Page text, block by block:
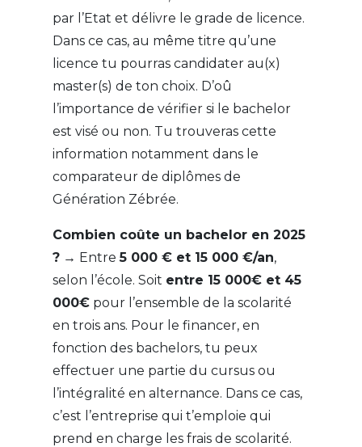
par l’Etat et délivre le grade de licence.
Dans ce cas, au même titre qu’une
licence tu pourras candidater au(x)
master(s) de ton choix. D’oû
l’importance de vérifier si le bachelor
est visé ou non. Tu trouveras cette
information notamment dans le
comparateur de diplômes de
Génération Zébrée.
Combien coûte un bachelor en 2025
?→ Entre5 000 € et 15 000 €/an,
selon l’école. Soit entre 15 000€ et 45
000€pour l’ensemble de la scolarité
en trois ans. Pour le financer, en
fonction des bachelors, tu peux
effectuer une partie du cursus ou
l’intégralité en alternance. Dans ce cas,
c’est l’entreprise qui t’emploie qui
prend en charge les frais de scolarité.